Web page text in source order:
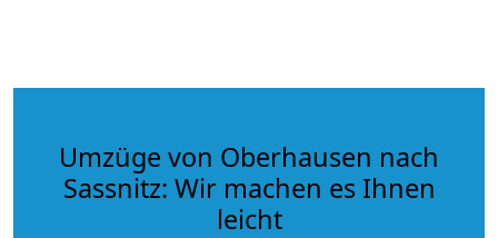
Umzüge von Oberhausen nach
Sassnitz: Wir machen es Ihnen
leicht